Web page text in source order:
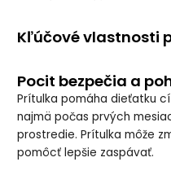
Kľúčové vlastnosti
Pocit bezpečia a
Prítulka pomáha dieťatku
najmä počas prvých
prostredie. Prítulka môže
pomôcť lepšie zaspávať.